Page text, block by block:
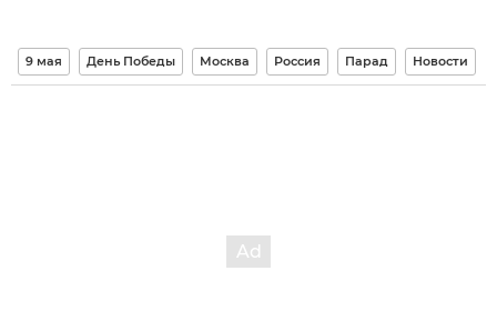
9 мая День Победы Москва Россия Парад Новости